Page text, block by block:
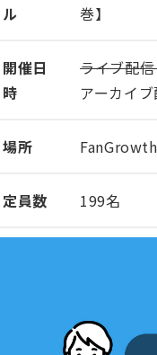
ル
巻】
開催日
時
ライブ配
アーカイ
場所 FanGrowth
定員数 199名